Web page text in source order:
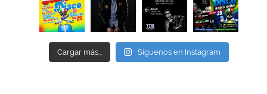
Cargar más... Síguenos en Instagram